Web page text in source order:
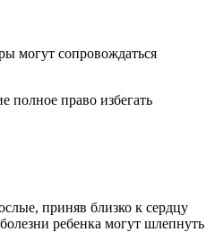
могут сопровождаться
полное право избегать
приняв близко к сердцу
ребенка могут шлепнуть